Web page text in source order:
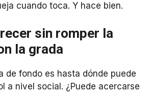
cuando toca. Y hace bien.
sin romper la
la grada
de fondo es hasta dónde puede
a nivel social. ¿Puede acercarse